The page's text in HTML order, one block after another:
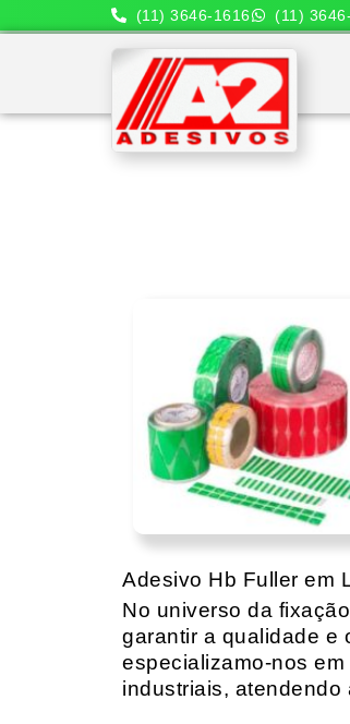
(11) 3646-1616 (11)
Adesivo Hb Fuller em
No universo da
garantir a qualidade e
especializamo-nos
industriais,